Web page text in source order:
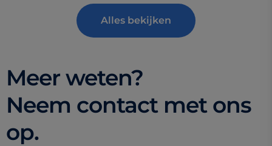
Alles bekijken
Meer weten?
Neem contact met ons
op.